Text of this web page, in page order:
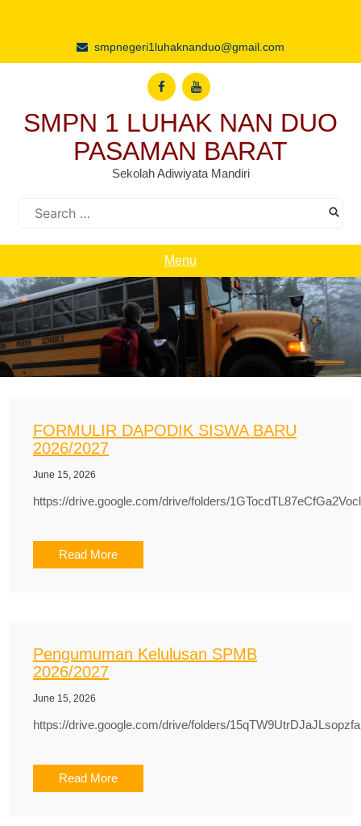
smpnegeri1luhaknanduo@gmail.com
SMPN 1 LUHAK NAN DUO
PASAMAN BARAT
Sekolah Adiwiyata Mandiri
Menu
FORMULIR DAPODIK SISWA BARU
2026/2027
June 15, 2026
https://drive.google.com/drive/folders/
Read More
Pengumuman Kelulusan SPMB
2026/2027
June 15, 2026
https://drive.google.com/drive/folders/
Read More